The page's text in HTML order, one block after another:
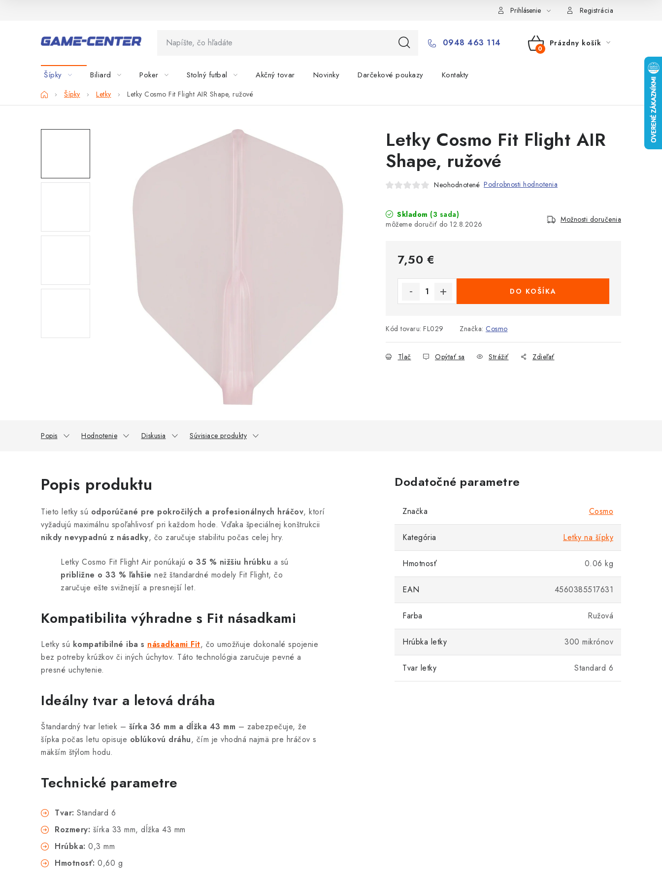
Prihlásenie Registrácia
0948 463 114
NÁKUPNÝ
Prázdny košík
Šípky Biliard Poker Stolný futbal Akčný tovar Novinky Darčekové poukazy Kontakty
DomovŠípky Letky Letky Cosmo Fit Flight AIR Shape, ružové
Letky Cosmo Fit Flight AIR
Shape, ružové
Neohodnotené Podrobnosti hodnotenia
Skladom (3 sada)
12.8.2026
Možnosti doručenia
7,50 €
DO KOŠÍKA
Kód tovaru: FL029 Značka: Cosmo
Tlač Opýtať sa Strážiť Zdieľať
Popis Hodnotenie Diskusia Súvisiace produkty
Popis produktu
Tieto letky sú odporúčané pre pokročilých a profesionálnych hráčov, ktorí
vyžadujú maximálnu spoľahlivosť pri každom hode. Vďaka špeciálnej konštrukcii
nikdy nevypadnú z násadky, čo zaručuje stabilitu počas celej hry.
Letky Cosmo Fit Flight Air ponúkajú o 35 % nižšiu hrúbku a sú
približne o 33 % ľahšie než štandardné modely Fit Flight, čo
zaručuje ešte svižnejší a presnejší let.
Kompatibilita výhradne s Fit násadkami
Letky sú kompatibilné iba s násadkami Fit, čo umožňuje dokonalé spojenie
bez potreby krúžkov či iných úchytov. Táto technológia zaručuje pevné a
presné uchytenie.
Ideálny tvar a letová dráha
Štandardný tvar letiek – šírka 36 mm a dĺžka 43 mm – zabezpečuje, že
šípka počas letu opisuje oblúkovú dráhu, čím je vhodná najmä pre hráčov s
mäkším štýlom hodu.
Technické parametre
Tvar: Standard 6
Rozmery: šírka 33 mm, dĺžka 43 mm
Hrúbka: 0,3 mm
Hmotnosť: 0,60 g
Dodatočné parametre
Značka Cosmo
Kategória Letky na šípky
Hmotnosť 0.06 kg
EAN 4560385517631
Farba Ružová
Hrúbka letky 300 mikrónov
Tvar letky Standard 6